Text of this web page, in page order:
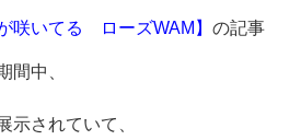
咲いてる ローズWAM】の記事
間中、
示されていて、